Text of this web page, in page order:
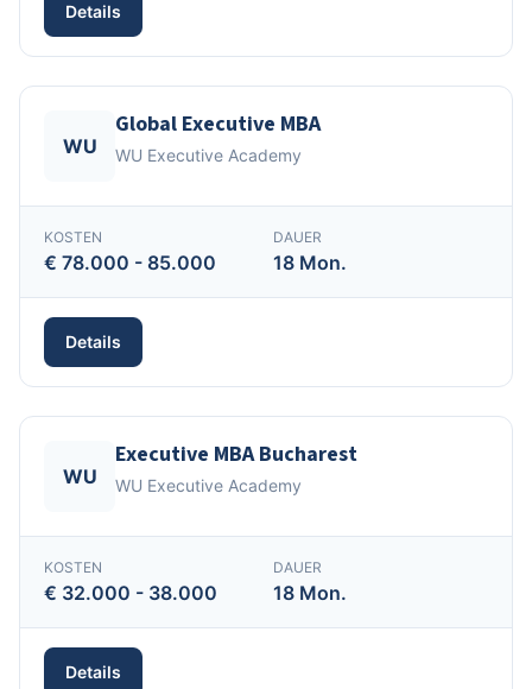
Details
WU
Global Executive MBA
WU Executive Academy
KOSTEN
€ 78.000 - 85.000
DAUER
18 Mon.
Details
WU
Executive MBA Bucharest
WU Executive Academy
KOSTEN
€ 32.000 - 38.000
DAUER
18 Mon.
Details